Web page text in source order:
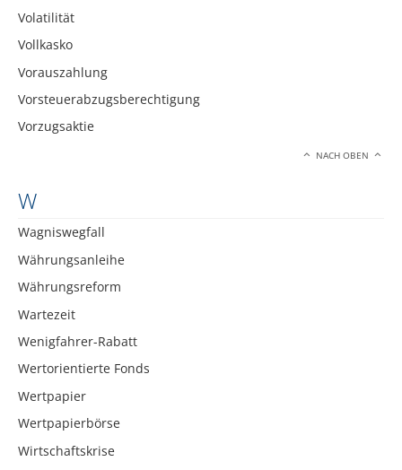
Volatilität
Vollkasko
Vorauszahlung
Vorsteuerabzugsberechtigung
Vorzugsaktie
NACH OBEN
W
Wagniswegfall
Währungsanleihe
Währungsreform
Wartezeit
Wenigfahrer-Rabatt
Wertorientierte Fonds
Wertpapier
Wertpapierbörse
Wirtschaftskrise